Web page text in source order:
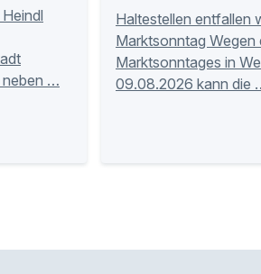
neben …
Haltestellen entfallen
Marktsonntag Wegen
Marktsonntages in
09.08.2026 kann die